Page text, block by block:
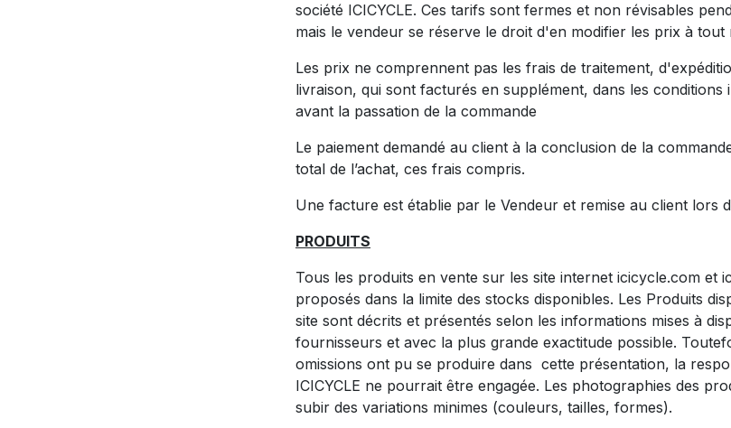
société ICICYCLE. Ces tarifs sont fermes et non révisables
mais le vendeur se réserve le droit d'en modifier les prix à tout
Les prix ne comprennent pas les frais de traitement,
livraison, qui sont facturés en supplément, dans les conditions
avant la passation de la commande
Le paiement demandé au client à la conclusion de la
total de l’achat, ces frais compris.
Une facture est établie par le Vendeur et remise au client lors
PRODUITS
Tous les produits en vente sur les site internet icicycle.com et
proposés dans la limite des stocks disponibles. Les Produits
site sont décrits et présentés selon les informations mises à
fournisseurs et avec la plus grande exactitude possible.
omissions ont pu se produire dans cette présentation, la
ICICYCLE ne pourrait être engagée. Les photographies des
subir des variations minimes (couleurs, tailles, formes).